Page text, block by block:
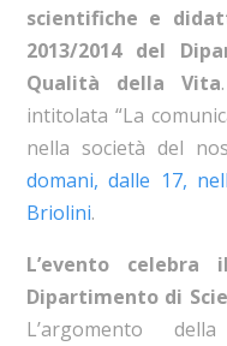
scientifiche e
2013/2014 del
Qualità della Vita
intitolata “La
nella società del
domani, dalle 17,
Briolini.
L’evento
Dipartimento di
L’argomento